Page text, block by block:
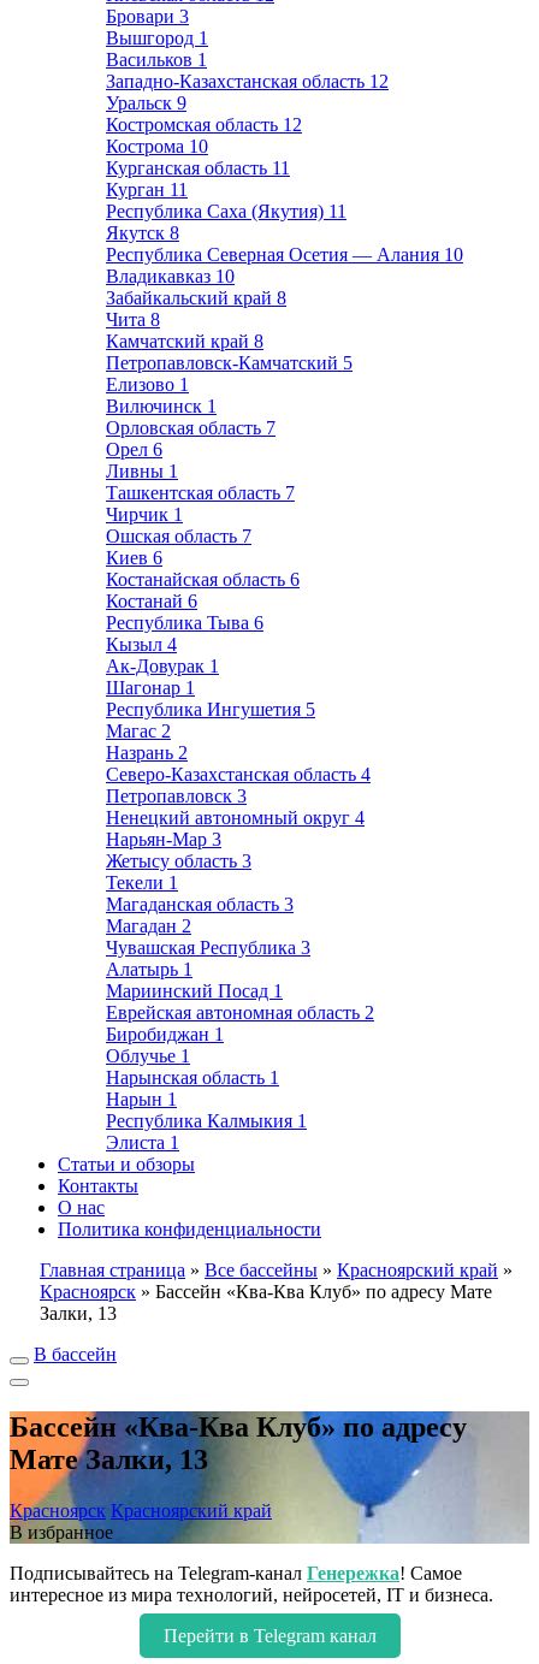
Бровари 3
Вышгород 1
Васильков 1
Западно-Казахстанская область 12
Уральск 9
Костромская область 12
Кострома 10
Курганская область 11
Курган 11
Республика Саха (Якутия) 11
Якутск 8
Республика Северная Осетия — Алания 10
Владикавказ 10
Забайкальский край 8
Чита 8
Камчатский край 8
Петропавловск-Камчатский 5
Елизово 1
Вилючинск 1
Орловская область 7
Орел 6
Ливны 1
Ташкентская область 7
Чирчик 1
Ошская область 7
Киев 6
Костанайская область 6
Костанай 6
Республика Тыва 6
Кызыл 4
Ак-Довурак 1
Шагонар 1
Республика Ингушетия 5
Магас 2
Назрань 2
Северо-Казахстанская область 4
Петропавловск 3
Ненецкий автономный округ 4
Нарьян-Мар 3
Жетысу область 3
Текели 1
Магаданская область 3
Магадан 2
Чувашская Республика 3
Алатырь 1
Мариинский Посад 1
Еврейская автономная область 2
Биробиджан 1
Облучье 1
Нарынская область 1
Нарын 1
Республика Калмыкия 1
Элиста 1
Статьи и обзоры
Контакты
О нас
Политика конфиденциальности
Главная страница » Все бассейны » Красноярский край »
Красноярск » Бассейн «Ква-Ква Клуб» по адресу Мате
Залки, 13
В бассейн
Бассейн «Ква-Ква Клуб» по адресу
Мате Залки, 13
Красноярск Красноярский край
В избранное
Подписывайтесь на Telegram-канал Генережка! Самое
интересное из мира технологий, нейросетей, IT и бизнеса.
Перейти в Telegram канал